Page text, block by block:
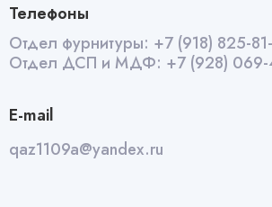
Телефоны
Отдел фурнитуры: +7 (918) 825-
Отдел ДСП и МДФ: +7 (928)
E-mail
qaz1109a@yandex.ru